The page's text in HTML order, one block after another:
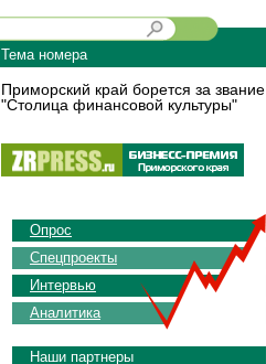
Тема номера
Приморский край борется за звание
"Столица финансовой культуры"
Опрос
Спецпроекты
Интервью
Аналитика
Наши партнеры